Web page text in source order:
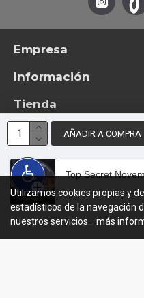
AÑADIR A COMPRA
Top Secret
Empresa
Información
Tienda
© 2026 - TotemTanz.com.
Utilizamos cookies propias y
estadísticos de la navegación
nuestros servicios... más